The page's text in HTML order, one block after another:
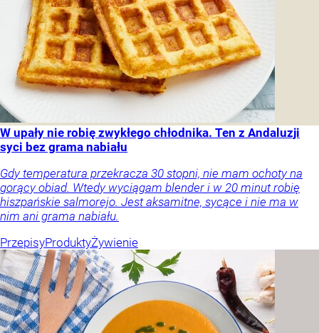
W upały nie robię zwykłego chłodnika. Ten z Andaluzji
syci bez grama nabiału
Gdy temperatura przekracza 30 stopni, nie mam ochoty na
gorący obiad. Wtedy wyciągam blender i w 20 minut robię
hiszpańskie salmorejo. Jest aksamitne, sycące i nie ma w
nim ani grama nabiału.
PrzepisyProduktyŻywienie